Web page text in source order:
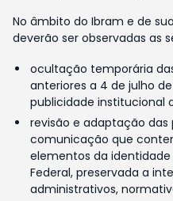
No âmbito do Ibram e de
deverão ser observadas as
ocultação temporária
anteriores a 4 de julho
publicidade institucional
revisão e adaptação das
comunicação que
elementos da
Federal, preservada a
administrativos,